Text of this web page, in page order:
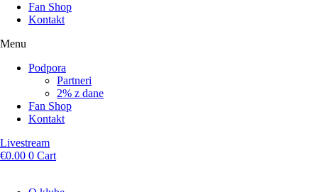
Fan Shop
Kontakt
Menu
Podpora
Partneri
2% z dane
Fan Shop
Kontakt
Livestream
€0.00 0 Cart